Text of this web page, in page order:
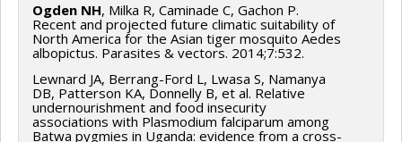
Ogden NH, Milka R, Caminade C, Gachon P.
Recent and projected future climatic suitability of
North America for the Asian tiger mosquito Aedes
albopictus. Parasites & vectors. 2014;7:532.
Lewnard JA, Berrang-Ford L, Lwasa S, Namanya
DB, Patterson KA, Donnelly B, et al. Relative
undernourishment and food insecurity
associations with Plasmodium falciparum among
Batwa pygmies in Uganda: evidence from a cross-